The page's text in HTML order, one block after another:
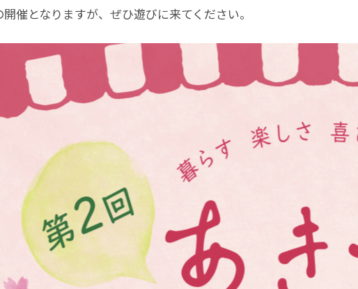
開催となりますが、ぜひ遊びに来てください。